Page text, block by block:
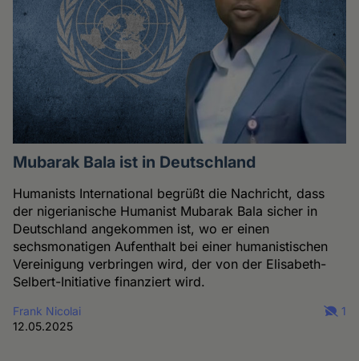
Mubarak Bala ist in Deutschland
Humanists International begrüßt die Nachricht, dass
der nigerianische Humanist Mubarak Bala sicher in
Deutschland angekommen ist, wo er einen
sechsmonatigen Aufenthalt bei einer humanistischen
Vereinigung verbringen wird, der von der Elisabeth-
Selbert-Initiative finanziert wird.
Frank Nicolai
12.05.2025
1